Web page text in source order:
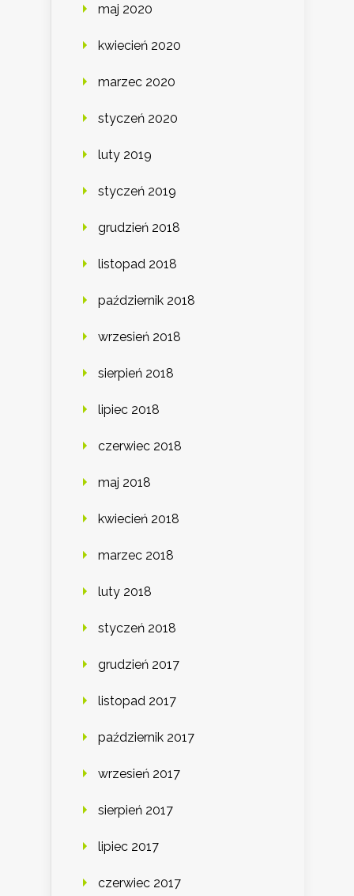
maj 2020
kwiecień 2020
marzec 2020
styczeń 2020
luty 2019
styczeń 2019
grudzień 2018
listopad 2018
październik 2018
wrzesień 2018
sierpień 2018
lipiec 2018
czerwiec 2018
maj 2018
kwiecień 2018
marzec 2018
luty 2018
styczeń 2018
grudzień 2017
listopad 2017
październik 2017
wrzesień 2017
sierpień 2017
lipiec 2017
czerwiec 2017